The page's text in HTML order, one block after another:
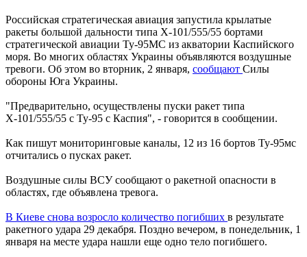
Российская стратегическая авиация запустила крылатые
ракеты большой дальности типа Х-101/555/55 бортами
стратегической авиации Ту-95МС из акватории Каспийского
моря. Во многих областях Украины объявляются воздушные
тревоги. Об этом во вторник, 2 января, сообщают Силы
обороны Юга Украины.
"Предварительно, осуществлены пуски ракет типа
Х-101/555/55 с Ту-95 с Каспия", - говорится в сообщении.
Как пишут мониторинговые каналы, 12 из 16 бортов Ту-95мс
отчитались о пусках ракет.
Воздушные силы ВСУ сообщают о ракетной опасности в
областях, где объявлена тревога.
В Киеве снова возросло количество погибших в результате
ракетного удара 29 декабря. Поздно вечером, в понедельник, 1
января на месте удара нашли еще одно тело погибшего.